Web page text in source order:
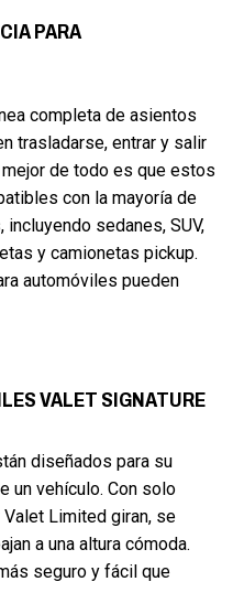
PARA
completa de asientos
trasladarse, entrar y salir
de todo es que estos
con la mayoría de
sedanes, SUV,
y camionetas pickup.
automóviles pueden
VALET SIGNATURE
diseñados para su
un vehículo. Con solo
Limited giran, se
a una altura cómoda.
seguro y fácil que